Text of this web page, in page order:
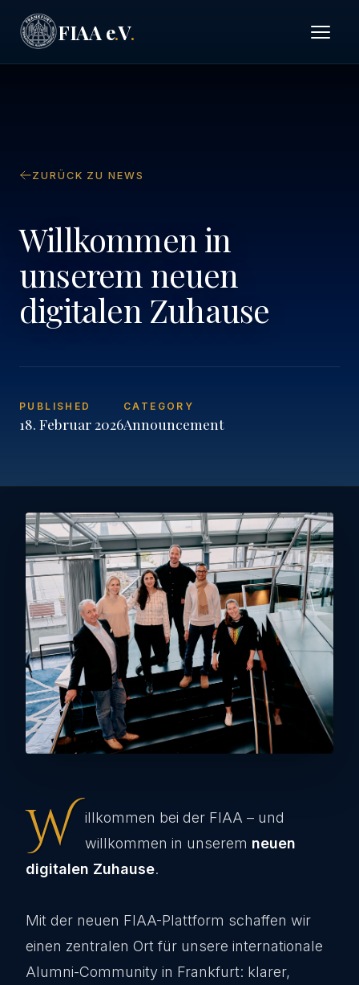
FIAA e.V.
ZURÜCK ZU NEWS
Willkommen in
unserem neuen
digitalen Zuhause
PUBLISHED
18. Februar 2026
CATEGORY
Announcement
W
illkommen bei der FIAA – und
willkommen in unserem neuen
digitalen Zuhause.
Mit der neuen FIAA-Plattform schaffen wir
einen zentralen Ort für unsere internationale
Alumni-Community in Frankfurt: klarer,